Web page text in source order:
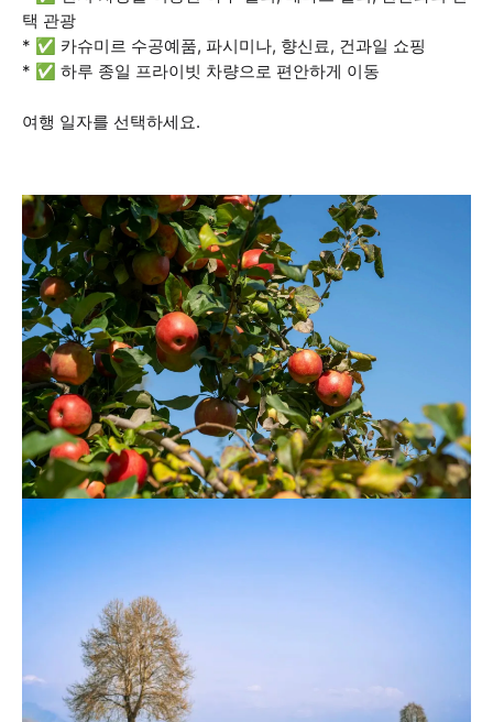
택 관광
* ✅ 카슈미르 수공예품, 파시미나, 향신료, 건과일 쇼핑
* ✅ 하루 종일 프라이빗 차량으로 편안하게 이동
여행 일자를 선택하세요.